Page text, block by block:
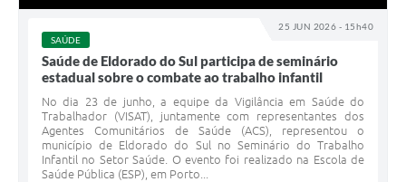
25 JUN 2026 - 15h40
SAÚDE
Saúde de Eldorado do Sul participa de seminário
estadual sobre o combate ao trabalho infantil
No dia 23 de junho, a equipe da Vigilância em Saúde do
Trabalhador (VISAT), juntamente com representantes dos
Agentes Comunitários de Saúde (ACS), representou o
município de Eldorado do Sul no Seminário do Trabalho
Infantil no Setor Saúde. O evento foi realizado na Escola de
Saúde Pública (ESP), em Porto...